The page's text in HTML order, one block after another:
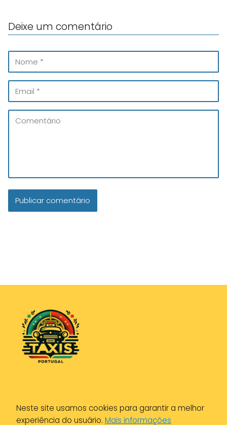
Deixe um comentário
Política de Privacidade
Política de Cookies
Neste site usamos cookies para garantir a melhor
experiência do usuário. Mais informações